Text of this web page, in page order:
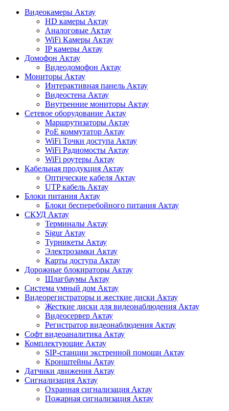
Видеокамеры Актау
HD камеры Актау
Аналоговые Актау
WiFi Камеры Актау
IP камеры Актау
Домофон Актау
Видеодомофон Актау
Мониторы Актау
Интерактивная панель Актау
Видеостена Актау
Внутренние мониторы Актау
Сетевое оборудование Актау
Маршрутизаторы Актау
PoE коммутатор Актау
WiFi Точки доступа Актау
WiFi Радиомосты Актау
WiFi роутеры Актау
Кабельная продукция Актау
Оптические кабеля Актау
UTP кабель Актау
Блоки питания Актау
Блоки бесперебойного питания Актау
СКУД Актау
Терминалы Актау
Sigur Актау
Турникеты Актау
Электрозамки Актау
Карты доступа Актау
Дорожные блокираторы Актау
Шлагбаумы Актау
Система умный дом Актау
Видеорегистраторы и жесткие диски Актау
Жесткие диски для видеонаблюдения Актау
Видеосервер Актау
Регистратор видеонаблюдения Актау
Софт видеоаналитика Актау
Комплектующие Актау
SIP-станции экстренной помощи Актау
Кронштейны Актау
Датчики движения Актау
Сигнализация Актау
Охранная сигнализация Актау
Пожарная сигнализация Актау